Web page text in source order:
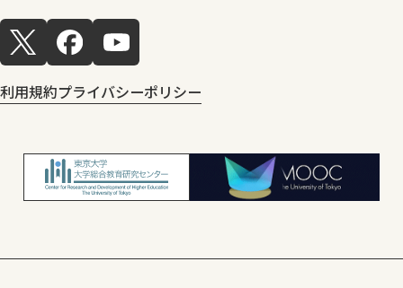
利用規約プライバシーポリシー